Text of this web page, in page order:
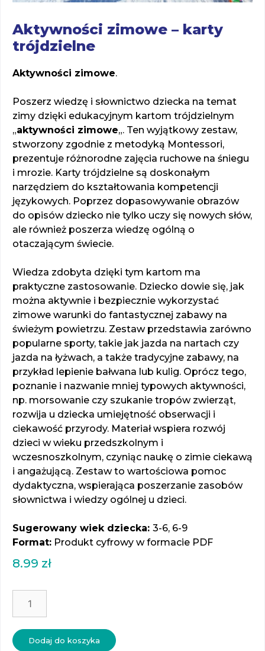
Aktywności zimowe – karty
trójdzielne
Aktywności zimowe.
Poszerz wiedzę i słownictwo dziecka na temat
zimy dzięki edukacyjnym kartom trójdzielnym
„aktywności zimowe„. Ten wyjątkowy zestaw,
stworzony zgodnie z metodyką Montessori,
prezentuje różnorodne zajęcia ruchowe na śniegu
i mrozie. Karty trójdzielne są doskonałym
narzędziem do kształtowania kompetencji
językowych. Poprzez dopasowywanie obrazów
do opisów dziecko nie tylko uczy się nowych słów,
ale również poszerza wiedzę ogólną o
otaczającym świecie.
Wiedza zdobyta dzięki tym kartom ma
praktyczne zastosowanie. Dziecko dowie się, jak
można aktywnie i bezpiecznie wykorzystać
zimowe warunki do fantastycznej zabawy na
świeżym powietrzu. Zestaw przedstawia zarówno
popularne sporty, takie jak jazda na nartach czy
jazda na łyżwach, a także tradycyjne zabawy, na
przykład lepienie bałwana lub kulig. Oprócz tego,
poznanie i nazwanie mniej typowych aktywności,
np. morsowanie czy szukanie tropów zwierząt,
rozwija u dziecka umiejętność obserwacji i
ciekawość przyrody. Materiał wspiera rozwój
dzieci w wieku przedszkolnym i
wczesnoszkolnym, czyniąc naukę o zimie ciekawą
i angażującą. Zestaw to wartościowa pomoc
dydaktyczna, wspierająca poszerzanie zasobów
słownictwa i wiedzy ogólnej u dzieci.
Sugerowany wiek dziecka: 3-6, 6-9
Format: Produkt cyfrowy w formacie PDF
8.99 zł
Aktywności
-
Dodaj do koszyka